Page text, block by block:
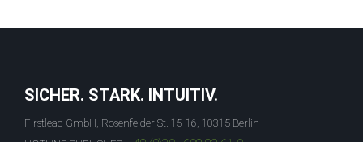
SICHER. STARK. INTUITIV.
Firstlead GmbH, Rosenfelder St. 15-16, 10315 Berlin